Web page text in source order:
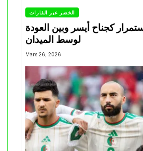
الخضر عبر القارات
كجناح أيسر وبين العودة
لوسط الميدان
Mars 26, 2026